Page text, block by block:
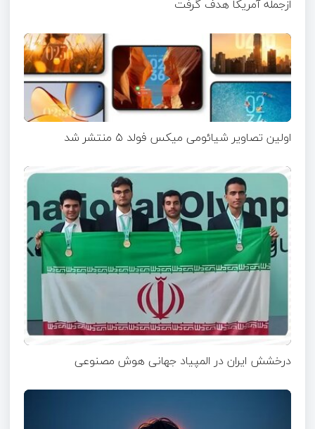
ازجمله آمریکا هدف گرفت
اولین تصاویر شیائومی میکس فولد ۵ منتشر شد
درخشش ایران در المپیاد جهانی هوش مصنوعی